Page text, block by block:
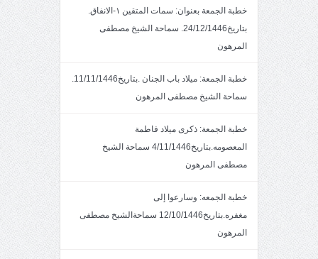
خطبة الجمعة بعنوان: سمات المتقين ١-الانفاق.
بتاريخ24/12/1446. سماحة الشيخ مصطفى
المرهون
خطبة الجمعة: ميلاد باب الجنان .بتاريخ11/11/1446.
سماحة الشيخ مصطفى المرهون
خطبة الجمعة: ذكرى ميلاد فاطمة
المعصومه.بتاريخ4/11/1446 سماحة الشيخ
مصطفى المرهون
خطبة الجمعه: وسارعوا إلى
مغفره.بتاريخ12/10/1446 سماحةالشيخ مصطفى
المرهون